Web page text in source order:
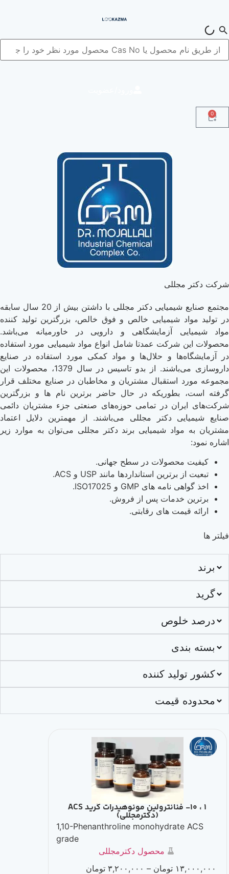
0
شرکت دکتر مجللی
مجتمع صنایع شیمیایی دکتر مجللی با داشتن بیش از 20 سال سابقه
در تولید مواد شیمیایی خالص و فوق خالص، بزرگترین تولید کننده
مواد شیمیایی آزمایشگاهی و دارویی در خاورمیانه می‌باشد.
محصولات این شرکت عمدتا شامل انواع مواد شیمیایی مورد استفاده
در آزمایشگاه‌ها و حلال‌ها و مواد کمکی مورد استفاده در صنایع
داروسازی می‌باشند. از بدو تاسیس در سال 1379، محصولات این
مجموعه مورد استقبال مشتریان و مخاطبان در صنایع مختلف قرار
گرفته است، بطوریکه در حال حاضر برترین نام ها و بزرگترین
شرکت‌های ایران در تمامی حوزه‌های صنعتی جزء مشتریان دائمی
صنایع شیمیایی دکتر مجللی می‌باشند. از مهمترین دلایل اعتماد
مشتریان به مواد شیمیایی برند دکتر مجللی می‌توان به موارد زیر
اشاره نمود:
کیفیت محصولات در سطح جهانی.
تبعیت از برترین استانداردها مانند USP و ACS.
اخذ گواهی نامه های GMP و ISO17025.
برترین خدمات پس از فروش.
ارائه قیمت های رقابتی.
فیلتر ها
برند
گرید
درصد خلوص
بسته بندی
کشور تولید کننده
محدوده قیمت
1 ، 10- فنانترولین مونوهیدرات گرید ACS
(دکترمجللی)
1,10-Phenanthroline monohydrate ACS
grade
محصول دکترمجللی
۱۳,۰۰۰,۰۰۰ تومان – ۳,۲۰۰,۰۰۰ تومان